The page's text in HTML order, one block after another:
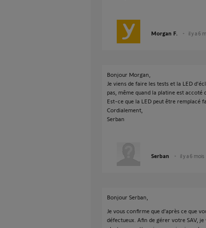
Morgan F. il y a 6
Bonjour Morgan,
Je viens de faire les tests et la LED
pas, même quand la platine est accoté
Est-ce que la LED peut être remplacé
Cordialement,
Serban
Serban il y a 6 mois
Bonjour Serban,
Je vous confirme que d'après ce que
défectueux. Afin de gérer votre SAV,